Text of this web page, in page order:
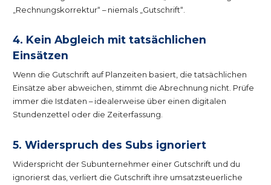
„Rechnungskorrektur“ – niemals „Gutschrift“.
4. Kein Abgleich mit tatsächlichen
Einsätzen
Wenn die Gutschrift auf Planzeiten basiert, die tatsächlichen
Einsätze aber abweichen, stimmt die Abrechnung nicht. Prüfe
immer die Istdaten – idealerweise über einen digitalen
Stundenzettel oder die Zeiterfassung.
5. Widerspruch des Subs ignoriert
Widerspricht der Subunternehmer einer Gutschrift und du
ignorierst das, verliert die Gutschrift ihre umsatzsteuerliche